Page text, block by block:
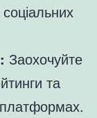
соціальних
Заохочуйте
та